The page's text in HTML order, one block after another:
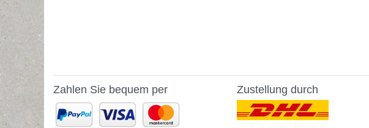
Zahlen Sie bequem per Zustellung durch